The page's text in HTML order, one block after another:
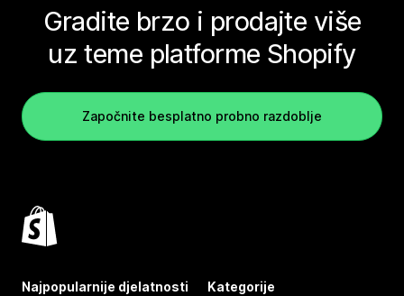
Gradite brzo i prodajte više
uz teme platforme Shopify
Započnite besplatno probno razdoblje
Najpopularnije djelatnosti Kategorije